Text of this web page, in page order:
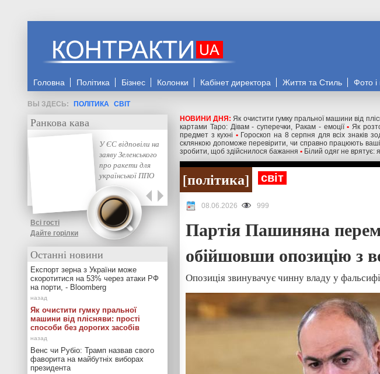
Головна Політика Бізнес Колонки Кабінет директора Життя та Стиль Фото і
ПОЛІТИКА СВІТ
НОВИНИ ДНЯ:Як очистити гумку пральної машини від
картами Таро: Дівам - суперечки, Ракам - емоції • Як
предмет з кухні • Гороскоп на 8 серпня для всіх знаків
склянкою допоможе перевірити, чи справно працюють ваші
зробити, щоб здійснилося бажання • Білий одяг не врятує:
політика світ
08.06.2026 999
Партія Пашиняна
обійшовши опозицію з
Опозиція звинувачує чинну владу у
Ранкова кава
У ЄС відповіли на
заяву Зеленського
про ракети для
української ППО
Всі гості
Дайте горілки
Останні новини
Експорт зерна з України може
скоротитися на 53% через атаки РФ
на порти, - Bloomberg
Як очистити гумку пральної
машини від плісняви: прості
способи без дорогих засобів
Венс чи Рубіо: Трамп назвав свого
фаворита на майбутніх виборах
президента